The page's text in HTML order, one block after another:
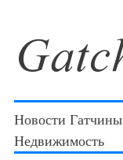
Новости Гатчины
Недвижимость